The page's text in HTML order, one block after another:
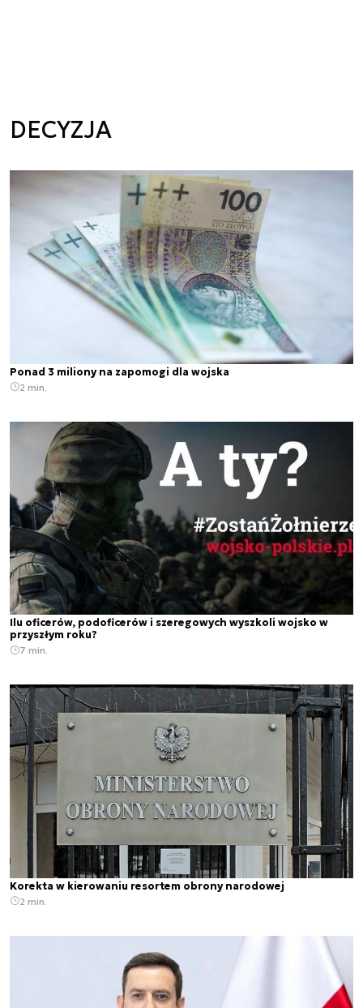
DECYZJA
Ponad 3 miliony na zapomogi dla wojska
2 min.
Ilu oficerów, podoficerów i szeregowych wyszkoli wojsko w
przyszłym roku?
7 min.
Korekta w kierowaniu resortem obrony narodowej
2 min.